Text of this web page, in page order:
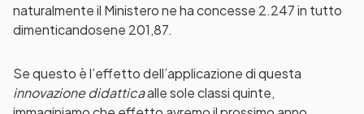
naturalmente il Ministero ne ha concesse 2.247 in tutto
dimenticandosene 201,87.
Se questo è l’effetto dell’applicazione di questa
innovazione didatticaalle sole classi quinte,